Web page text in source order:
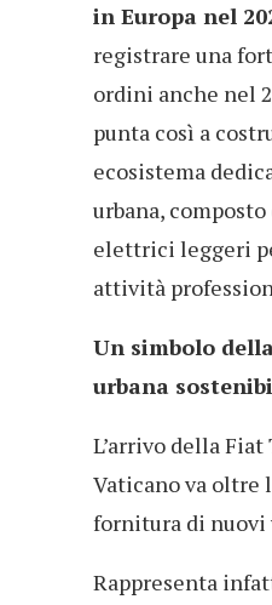
in Europa nel
registrare una
ordini anche nel
punta così a
ecosistema
urbana,
elettrici leggeri
attività
Un simbolo
urbana
L’arrivo della
Vaticano va oltre
fornitura di nuovi
Rappresenta